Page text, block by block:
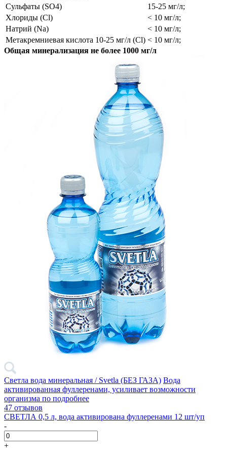
Сульфаты (SO4)
15-25 мг/л;
Хлориды (Cl)
< 10 мг/л;
Натрий (Na)
< 10 мг/л;
Метакремниевая кислота 10-25 мг/л (Cl) < 10 мг/л;
Общая минерализация не более 1000 мг/л
Светла вода минеральная / Svetla (БЕЗ ГАЗА) Вода
активированная фуллеренами, усиливает возможности
организма по подробнее
47 отзывов
СВЕТЛА 0,5 л, вода активирована фуллеренами 12 шт/уп
-
+